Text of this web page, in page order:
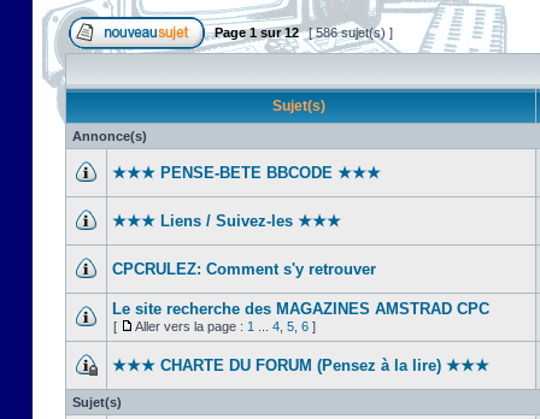
Page1sur12 [ 586 sujet(s) ]
Sujet(s)
Annonce(s)
★★★ PENSE-BETE BBCODE ★★★
★★★ Liens / Suivez-les ★★★
CPCRULEZ: Comment s'y retrouver‎
Le site recherche des MAGAZINES AMSTRAD CPC
[ Aller vers la page : 1 4 5 6 ]
★★★ CHARTE DU FORUM (Pensez à la lire) ★★★
Sujet(s)